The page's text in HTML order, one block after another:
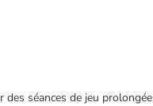
séances de jeu